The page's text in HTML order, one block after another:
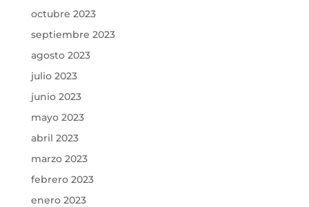
octubre 2023
septiembre 2023
agosto 2023
julio 2023
junio 2023
mayo 2023
abril 2023
marzo 2023
febrero 2023
enero 2023